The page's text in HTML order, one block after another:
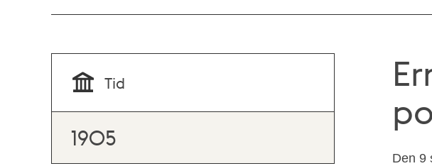
Den 9
Tid
1905